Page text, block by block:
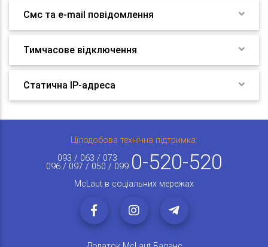
Смс та e-mail повідомлення
Тимчасове відключення
Статична IP-адреса
Цілодобова технічна підтримка:
093 / 063 / 073
096 / 097 / 050 / 099 0-520-520
McLaut в соціальних мережах